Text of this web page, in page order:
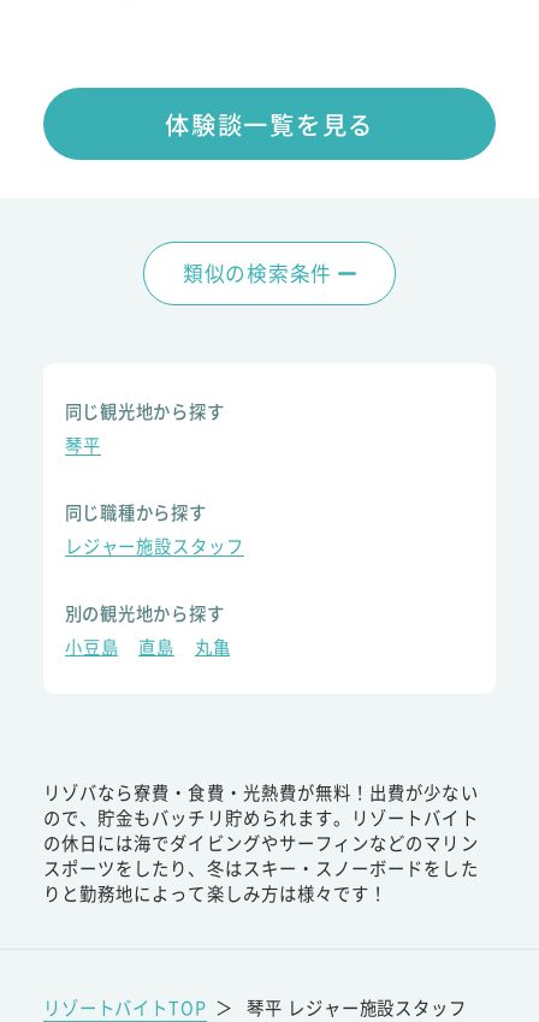
体験談一覧を見る
類似の検索条件
同じ観光地から探す
琴平
同じ職種から探す
レジャー施設スタッフ
別の観光地から探す
小豆島
直島 丸亀
リゾバなら寮費・食費・光熱費が無料！出費が少ない
ので、貯金もバッチリ貯められます。リゾートバイト
の休日には海でダイビングやサーフィンなどのマリン
スポーツをしたり、冬はスキー・スノーボードをした
りと勤務地によって楽しみ方は様々です！
リゾートバイトTOP ＞ 琴平 レジャー施設スタッフ